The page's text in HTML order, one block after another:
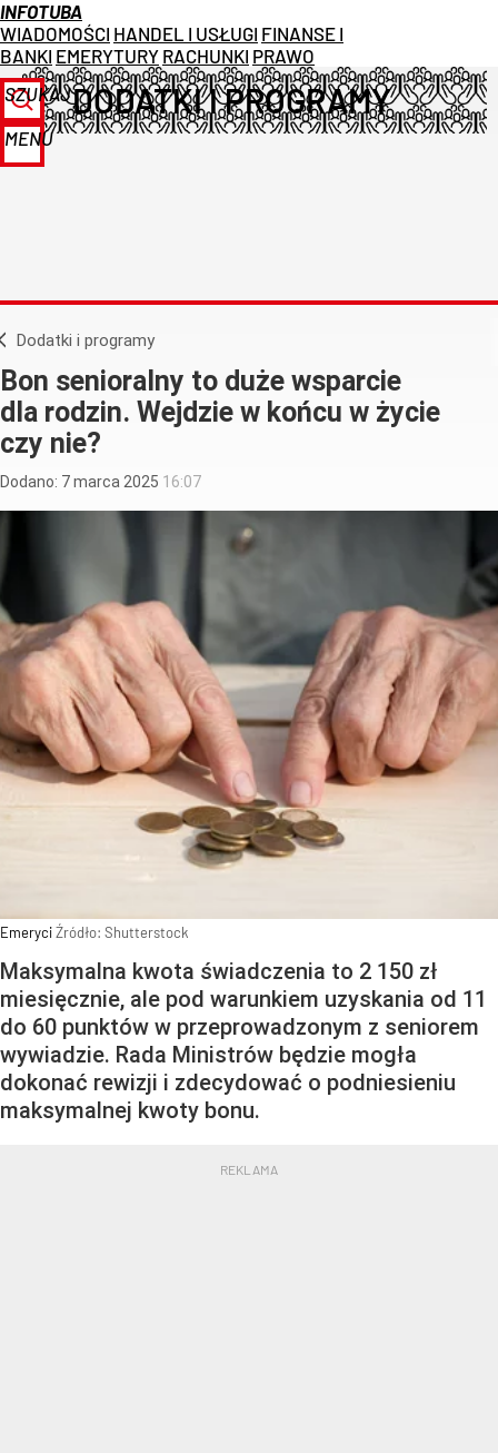
INFOTUBA
WIADOMOŚCI HANDEL I USŁUGI FINANSE I
BANKI EMERYTURY RACHUNKI PRAWO
SZUKAJ
MENU
DODATKI I PROGRAMY
Dodatki i programy
Bon senioralny to duże wsparcie
dla rodzin. Wejdzie w końcu w życie
czy nie?
Dodano: 7marca 2025 16:07
EmeryciŹródło: Shutterstock
Maksymalna kwota świadczenia to 2 150 zł
miesięcznie, ale pod warunkiem uzyskania od 11
do 60 punktów w przeprowadzonym z seniorem
wywiadzie. Rada Ministrów będzie mogła
dokonać rewizji i zdecydować o podniesieniu
maksymalnej kwoty bonu.